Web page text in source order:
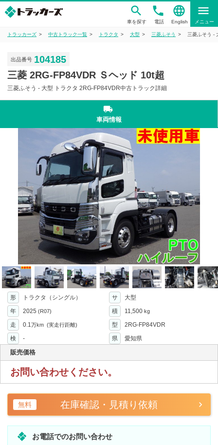
車を探す
phone
電話
language
English
menu
メニュー
トラッカーズ 中古トラック一覧 トラクタ 大型 三菱ふそう 三菱ふそう -
出品番号 104185
三菱 2RG-FP84VDR Ｓヘッド 10t超
三菱ふそう - 大型 トラクタ 2RG-FP84VDR中古トラック詳細
local_shipping
車両情報
形 トラクタ（シングル） サ
大型
年
2025 (R07) 積 11,500 kg
走 0.1万km (実走行距離) 型
2RG-FP84VDR
検
- 県 愛知県
販売価格
お問い合わせください。
無料 在庫確認・見積り依頼
お電話でのお問い合わせ